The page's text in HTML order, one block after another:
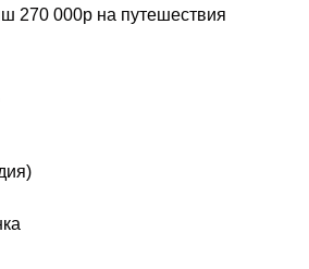
270 000р на путешествия